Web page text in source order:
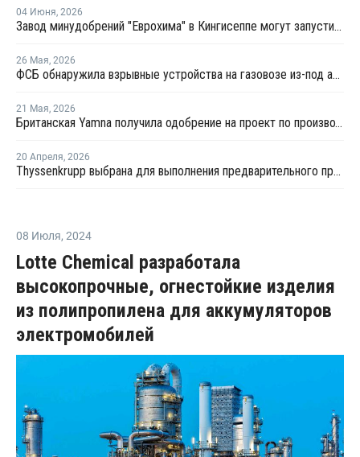
04 Июня, 2026
Завод минудобрений "Еврохима" в Кингисеппе могут запустить в третьем квартале 2026 года
26 Мая, 2026
ФСБ обнаружила взрывные устройства на газовозе из-под аммиака в Усть-Луге
21 Мая, 2026
Британская Yamna получила одобрение на проект по производству "зеленого" аммиака в Индии
20 Апреля, 2026
Thyssenkrupp выбрана для выполнения предварительного проектирования увеличения экспорта аммиака в Брунее
08 Июля, 2024
Lotte Chemical разработала
высокопрочные, огнестойкие изделия
из полипропилена для аккумуляторов
электромобилей